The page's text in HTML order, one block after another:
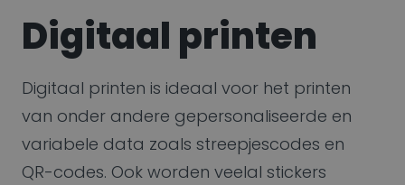
Digitaal printen
Digitaal printen is ideaal voor het printen
van onder andere gepersonaliseerde en
variabele data zoals streepjescodes en
QR-codes. Ook worden veelal stickers